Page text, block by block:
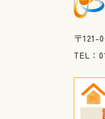
〒121-
TEL：